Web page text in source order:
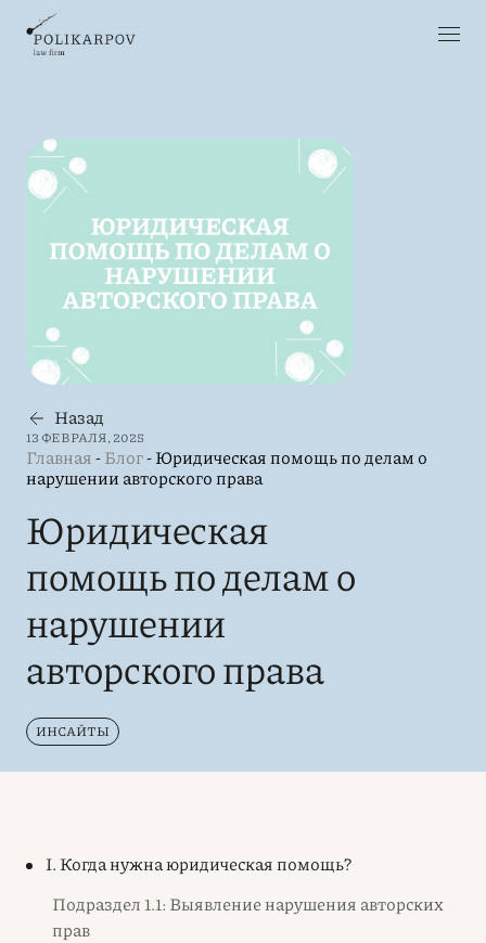
Назад
13 ФЕВРАЛЯ, 2025
Главная-Блог-Юридическая помощь по делам о
нарушении авторского права
Юридическая
помощь по делам о
нарушении
авторского права
ИНСАЙТЫ
I. Когда нужна юридическая помощь?
Подраздел 1.1: Выявление нарушения авторских
прав